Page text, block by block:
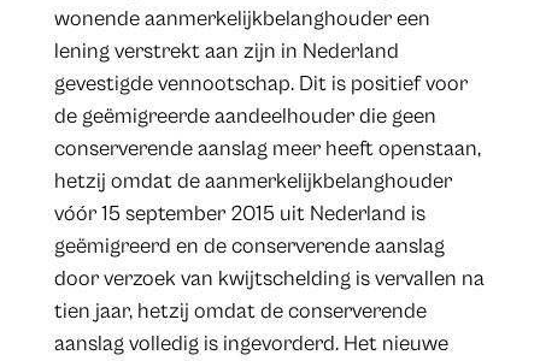
wonende aanmerkelijkbelanghouder een
lening verstrekt aan zijn in Nederland
gevestigde vennootschap. Dit is positief voor
de geëmigreerde aandeelhouder die geen
conserverende aanslag meer heeft openstaan,
hetzij omdat de aanmerkelijkbelanghouder
vóór 15 september 2015 uit Nederland is
geëmigreerd en de conserverende aanslag
door verzoek van kwijtschelding is vervallen na
tien jaar, hetzij omdat de conserverende
aanslag volledig is ingevorderd. Het nieuwe